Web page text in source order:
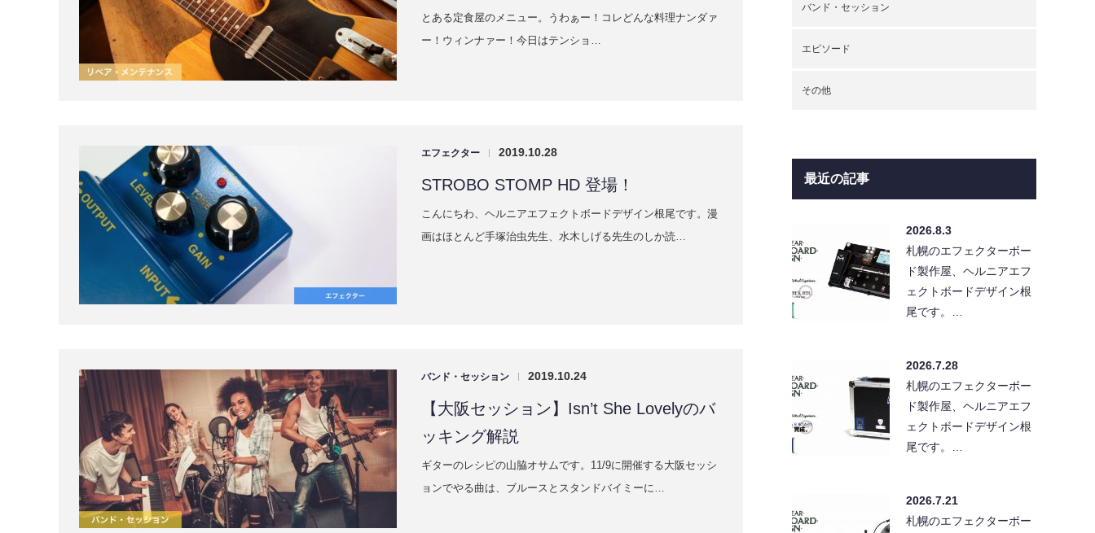
とある定食屋のメニュー。うわぁー！コレどんな料理ナンダァ
ー！ウィンナァー！今日はテンショ…
エフェクター | 2019.10.28
STROBO STOMP HD 登場！
こんにちわ、ヘルニアエフェクトボードデザイン根尾です。漫
画はほとんど手塚治虫先生、水木しげる先生のしか読…
バンド・セッション | 2019.10.24
【大阪セッション】Isn’t She Lovelyのバ
ッキング解説
ギターのレシピの山脇オサムです。11/9に開催する大阪セッシ
ョンでやる曲は、ブルースとスタンドバイミーに…
バンド・セッション
エピソード
その他
最近の記事
2026.8.3
札幌のエフェクターボー
ド製作屋、ヘルニアエフ
ェクトボードデザイン根
尾です。…
2026.7.28
札幌のエフェクターボー
ド製作屋、ヘルニアエフ
ェクトボードデザイン根
尾です。…
2026.7.21
札幌のエフェクターボー